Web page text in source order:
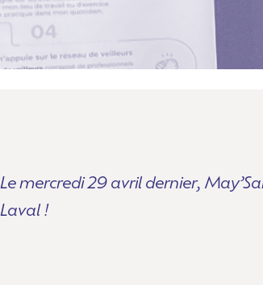
Le mercredi 29 avril dernier,
Laval !